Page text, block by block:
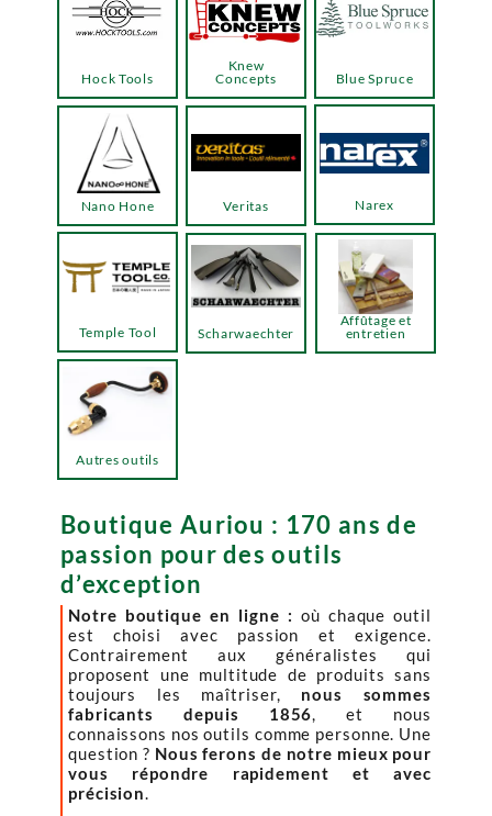
Boutique Auriou : 170 ans de
passion pour des outils
d’exception
Notre boutique en ligne : où chaque outil
est choisi avec passion et exigence.
Contrairement aux généralistes qui
proposent une multitude de produits sans
toujours les maîtriser, nous sommes
fabricants depuis 1856, et nous
connaissons nos outils comme personne. Une
question ? Nous ferons de notre mieux pour
vous répondre rapidement et avec
précision.
Hock Tools
Knew
Concepts
Temple Tool
Blue Spruce
Narex
Veritas
Nano Hone
Autres outils
Scharwaechter
Affûtage et
entretien